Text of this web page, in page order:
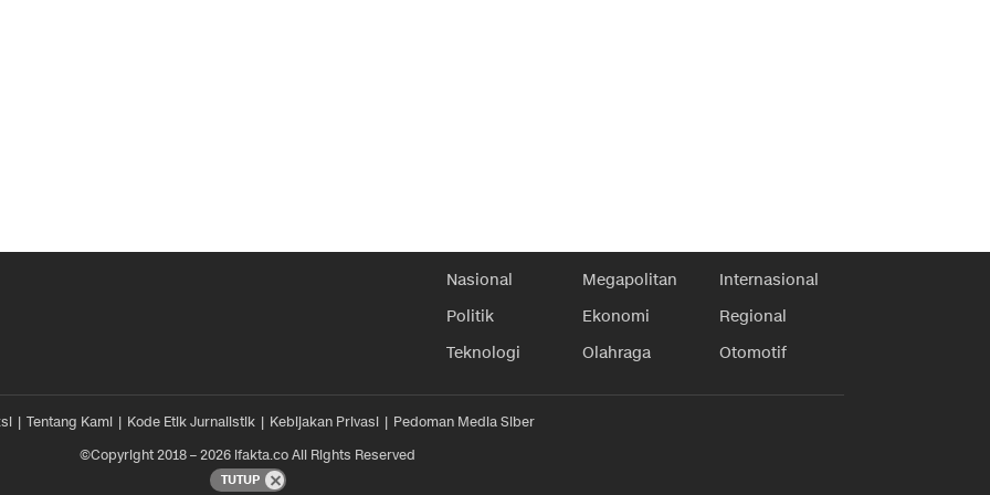
Nasional Megapolitan
Internasional
Politik
Ekonomi
Regional
Teknologi
Olahraga Otomotif
Tentang Kami Kode Etik Jurnalistik Kebijakan Privasi
Pedoman Media Siber
©Copyright 2018 – 2026 ifakta.co All Rights Reserved
TUTUP